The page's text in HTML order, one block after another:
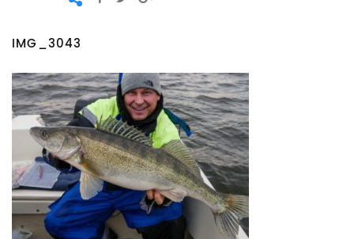
IMG_3043